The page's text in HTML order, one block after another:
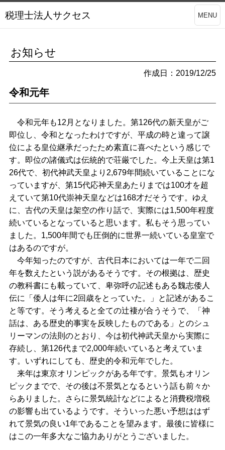
税理士法人サクセス MENU
お知らせ
作成日：2019/12/25
令和元年
令和元年も12月となりました。第126代の新天皇がご
即位し、令和となったわけですが、平成の時と違って譲
位による皇位継承だったため素直に喜べたという感じで
す。即位の諸儀式は伝統的で荘厳でした。今上天皇は第1
26代で、初代神武天皇より2,679年間続いていることにな
っていますが、第15代応神天皇あたりまでは100才を超
えていて第10代崇神天皇などは168才だそうです。ゆえ
に、古代の天皇は架空の作り話で、実際には1,500年程度
続いているとなっていると思います。私もそう思ってい
ました。1,500年間でも圧倒的に世界一続いている皇室で
はあるのですが。
今年知ったのですが、古代日本においては一年で二回
年を数えたという説があるそうです。その根拠は、歴史
の教科書にも載っていて、卑弥呼の記述もある魏志倭人
伝に「倭人は年に2回歳をとっていた。」と記述があるこ
と等です。そう考えると全ての辻褄が合うそうで、「神
話は、ある歴史的事実を反映したものである」とのシュ
リーマンの法則のとおり、今は初代神武天皇から実際に
存続し、第126代まで2,000年続いていると考えていま
す。いずれにしても、歴史的令和元年でした。
来年は東京オリンピックがある年です。景気もオリン
ピックまでで、その後は不景気となるという話も前々か
らありました。さらに景気統計などによると消費税増税
の影響も出ているようです。そういった悪い予想ははず
れて景気の良い1年であることを望みます。最後に皆様に
はこの一年多大なご協力ありがとうございました。